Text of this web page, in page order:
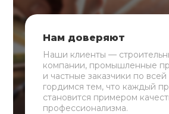
Нам доверяют
Наши клиенты —
компании, промышленные
и частные заказчики по
гордимся тем, что каждый
становится примером
профессионализма.